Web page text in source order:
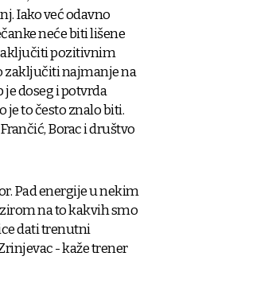
Iako već odavno
neće biti lišene
pozitivnim
zaključiti najmanje na
doseg i potvrda
je to često znalo biti.
Borac i društvo
Pad energije u nekim
na to kakvih smo
dati trenutni
- kaže trener